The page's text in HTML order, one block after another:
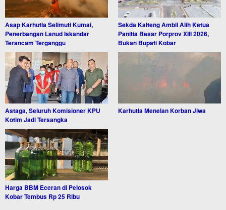
Asap Karhutla Selimuti Kumai,
Penerbangan Lanud Iskandar
Terancam Terganggu
Sekda Kalteng Ambil Alih Ketua
Panitia Besar Porprov XIII 2026,
Bukan Bupati Kobar
Astaga, Seluruh Komisioner KPU
Kotim Jadi Tersangka
Karhutla Menelan Korban Jiwa
Harga BBM Eceran di Pelosok
Kobar Tembus Rp 25 Ribu